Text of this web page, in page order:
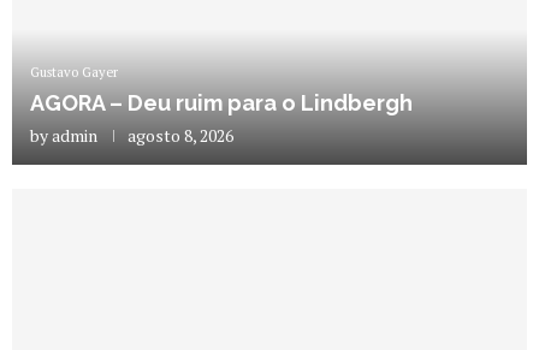
Gustavo Gayer
AGORA – Deu ruim para o Lindbergh
byadmin agosto 8, 2026